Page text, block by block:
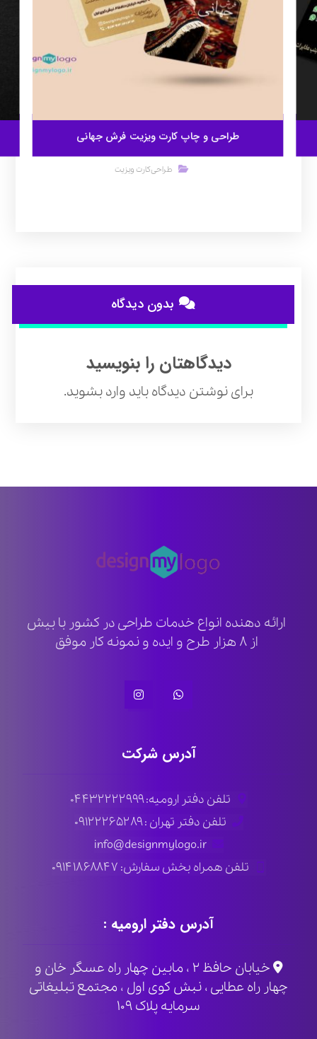
طراحی و چاپ کارت ویزیت فرش جهانی
طراحی کارت ویزیت
بدون دیدگاه
دیدگاهتان را بنویسید
برای نوشتن دیدگاه باید وارد بشوید.
ارائه دهنده انواع خدمات طراحی در کشور با بیش
از ۸ هزار طرح و ایده و نمونه کار موفق
آدرس شرکت
تلفن دفتر ارومیه: ۰۴۴۳۲۲۲۲۹۹۹
تلفن دفتر تهران : ۰۹۱۲۲۲۶۵۲۸۹
info@designmylogo.ir
تلفن همراه بخش سفارش: ۰۹۱۴۱۸۶۸۸۴۷
آدرس دفتر ارومیه :
خیابان حافظ ۲ ، مابین چهار راه عسگر خان و
چهار راه عطایی ، نبش کوی اول ، مجتمع تبلیغاتی
سرمایه پلاک ۱۰۹